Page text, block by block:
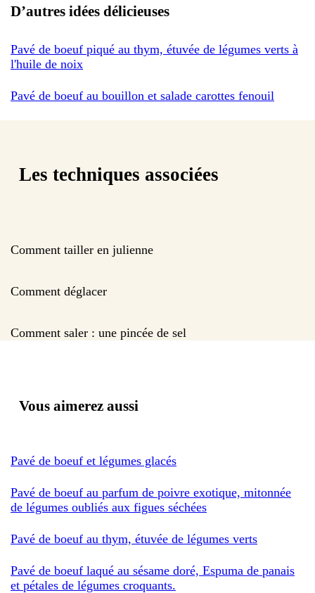
D’autres idées délicieuses
Pavé de boeuf piqué au thym, étuvée de légumes verts à
l'huile de noix
Pavé de boeuf au bouillon et salade carottes fenouil
Les techniques associées
Comment tailler en julienne
Comment déglacer
Comment saler : une pincée de sel
Vous aimerez aussi
Pavé de boeuf et légumes glacés
Pavé de boeuf au parfum de poivre exotique, mitonnée
de légumes oubliés aux figues séchées
Pavé de boeuf au thym, étuvée de légumes verts
Pavé de boeuf laqué au sésame doré, Espuma de panais
et pétales de légumes croquants.